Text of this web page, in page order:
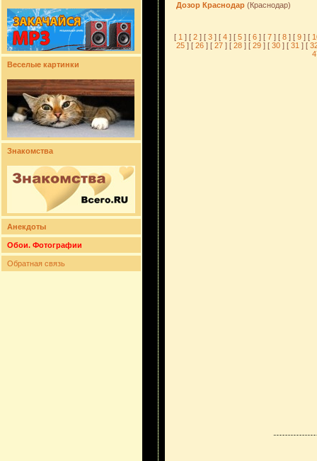
Веселые картинки
Знакомства
Анекдоты
Обои. Фотографии
Обратная связь
Дозор Краснодар (Краснодар)
[ 1 ] [ 2 ] [ 3 ] [ 4 ] [ 5 ] [ 6 ] [ 7 ] [ 8 ] [ 9 ] [
25 ] [26 ] [27 ] [28 ] [29 ] [30 ] [31 ] [